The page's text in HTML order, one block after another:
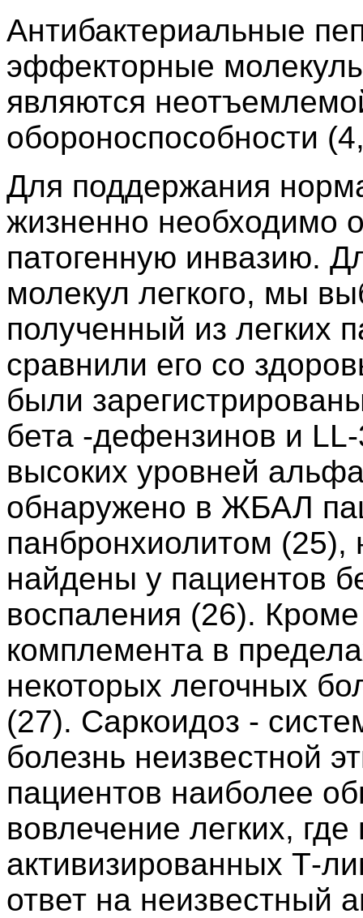
Антибактериальные
эффекторные
являются
обороноспособности
Для поддержания
жизненно необходимо
патогенную инвазию.
молекул легкого, мы
полученный из легких
сравнили его со
были
бета -дефензинов и
высоких уровней
обнаружено в ЖБАЛ
панбронхиолитом (25),
найдены у пациентов
воспаления (26).
комплемента в
некоторых легочных
(27). Саркоидоз -
болезнь неизвестной
пациентов наиболее
вовлечение легких,
активизированных Т-
ответ на неизвестный